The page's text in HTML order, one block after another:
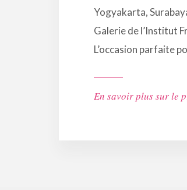
Yogyakarta,
Galerie de l’Institut
L’occasion parfaite
En savoir plus sur le